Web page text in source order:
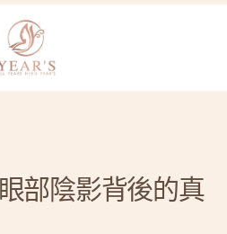
部陰影背後的真